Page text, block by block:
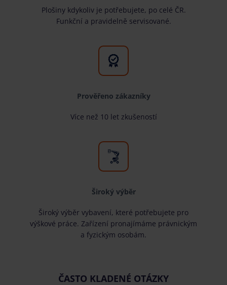
Plošiny kdykoliv je potřebujete, po celé ČR.
Funkční a pravidelně servisované.
Prověřeno zákazníky
Více než 10 let zkušeností
Široký výběr
Široký výběr vybavení, které potřebujete pro
výškové práce. Zařízení pronajímáme právnickým
a fyzickým osobám.
ČASTO KLADENÉ OTÁZKY